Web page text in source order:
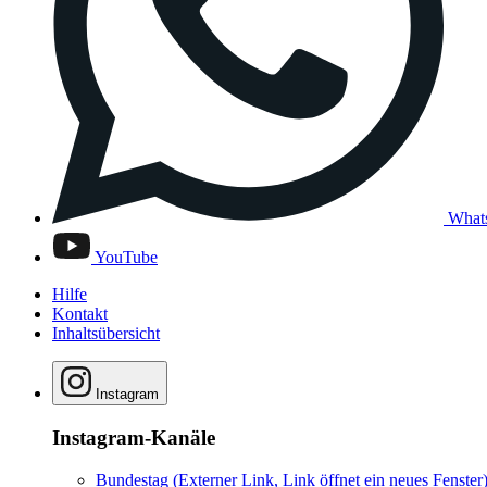
YouTube
Hilfe
Kontakt
Inhaltsübersicht
Instagram
Instagram-Kanäle
Bundestag (Externer Link, Link öffnet ein neues Fenster)